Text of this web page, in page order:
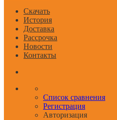
Скачать
История
Доставка
Рассрочка
Новости
Контакты
Список сравнения
Регистрация
Авторизация